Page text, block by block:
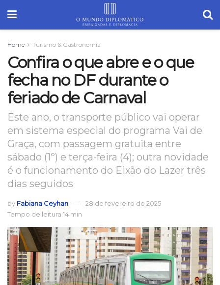
Home Turismo & Gastronomia
Confira o que abre e o que
fecha no DF durante o
feriado de Carnaval
Este ano, o transporte público vai operar
em sistema especial do programa Vai de
Graça, com passagem gratuita entre
sábado (1º) e terça-feira (4); outra novidade
é o funcionamento do Eixão do Lazer três
dias seguidos
by Fabiana Ceyhan
28 de fevereiro de 2025
Tempo de leitura:14 min